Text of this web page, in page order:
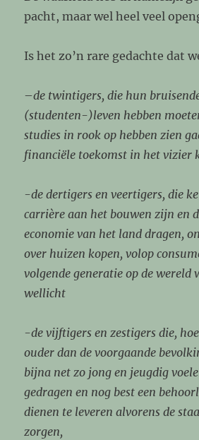
pacht, maar wel heel veel
Is het zo’n rare gedachte dat
–de twintigers, die hun
(studenten-)leven hebben
studies in rook op hebben zien
financiële toekomst in het vizier
-de dertigers en veertigers, die
carrière aan het bouwen zijn en
economie van het land dragen,
over huizen kopen, volop
volgende generatie op de wereld
wellicht
-de vijftigers en zestigers die,
ouder dan de voorgaande
bijna net zo jong en jeugdig
gedragen en nog best een
dienen te leveren alvorens de
zorgen,